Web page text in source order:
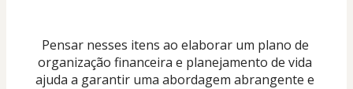
Pensar nesses itens ao elaborar um plano de
organização financeira e planejamento de vida
ajuda a garantir uma abordagem abrangente e